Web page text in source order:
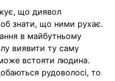
що диявол
знати, що ними рухає.
в майбутньому
виявити ту саму
встояти людина.
рудоволосі, то